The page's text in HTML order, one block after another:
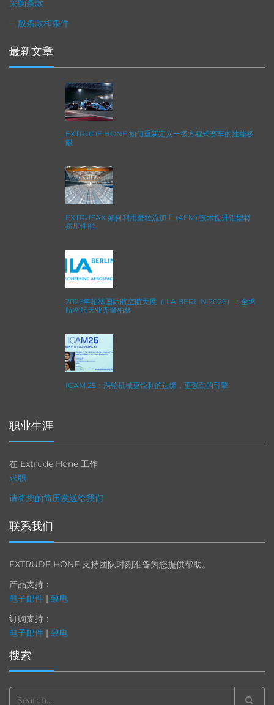
采购条款
一般条款和条件
最新文章
EXTRUDE HONE 如何重新定义一级方程式赛车的性能极
限
EXTRUSAX 如何利用磨粒流加工 (AFM) 技术提升铝型材
挤压性能
2026年柏林国际航空航天展（ILA BERLIN 2026）：全球
航空航天业齐聚柏林
ICAM 25：涡轮机械更锐利的边缘，更强劲的引擎
职业生涯
在 Extrude Hone 工作
求职
请将您的简历发送给我们
联系我们
EXTRUDE HONE 支持团队时刻准备为您提供帮助。
产品支持：
电子邮件 | 致电
订购支持：
电子邮件 | 致电
搜索
Search